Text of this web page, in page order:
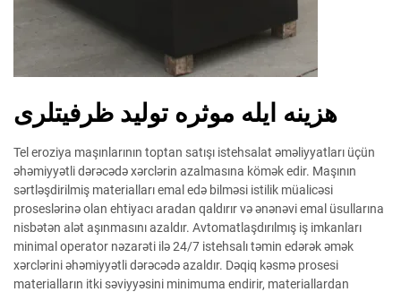
هزینه ایله موثره تولید ظرفیتلری
Tel eroziya maşınlarının toptan satışı istehsalat əməliyyatları üçün
əhəmiyyətli dərəcədə xərclərin azalmasına kömək edir. Maşının
sərtləşdirilmiş materialları emal edə bilməsi istilik müalicəsi
proseslərinə olan ehtiyacı aradan qaldırır və ənənəvi emal üsullarına
nisbətən alət aşınmasını azaldır. Avtomatlaşdırılmış iş imkanları
minimal operator nəzarəti ilə 24/7 istehsalı təmin edərək əmək
xərclərini əhəmiyyətli dərəcədə azaldır. Dəqiq kəsmə prosesi
materialların itki səviyyəsini minimuma endirir, materiallardan